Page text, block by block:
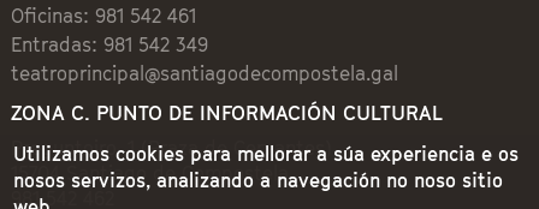
Oficinas: 981 542 461
Entradas: 981 542 349
teatroprincipal@santiagodecompostela.gal
ZONA C. PUNTO DE INFORMACIÓN CULTURAL
Preguntoiro, 1 (Praza de Cervantes)
15704 Santiago de Compostela
981 542 462
Utilizamos cookies para mellorar a súa experiencia e os
nosos servizos, analizando a navegación no noso sitio